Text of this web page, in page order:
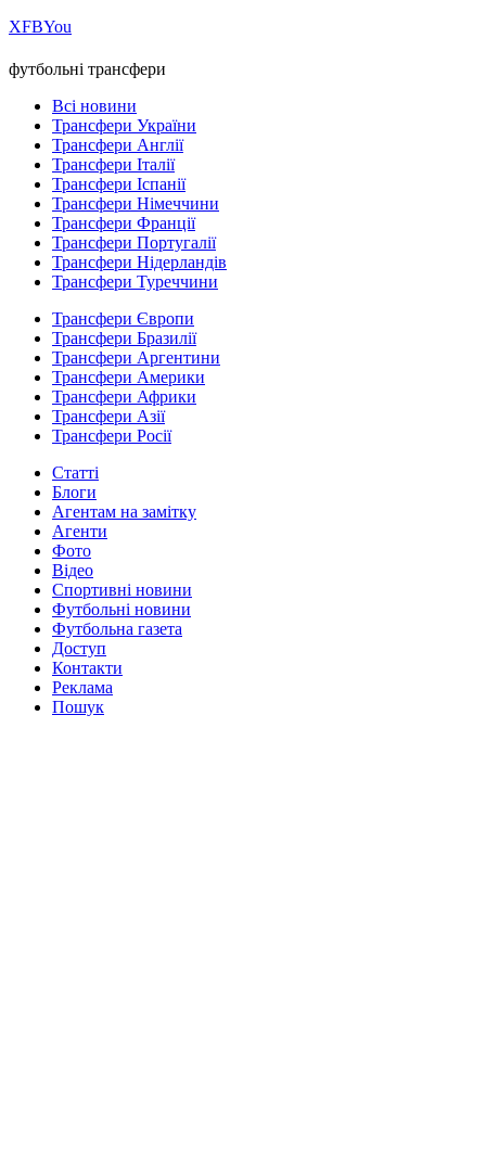
ХFBYou
футбольні трансфери
Всі новини
Трансфери України
Трансфери Англії
Трансфери Італії
Трансфери Іспанії
Трансфери Німеччини
Трансфери Франції
Трансфери Португалії
Трансфери Нідерландів
Трансфери Туреччини
Трансфери Європи
Трансфери Бразилії
Трансфери Аргентини
Трансфери Америки
Трансфери Африки
Трансфери Азії
Трансфери Росії
Статті
Блоги
Агентам на замітку
Агенти
Фото
Відео
Спортивні новини
Футбольні новини
Футбольна газета
Доступ
Контакти
Реклама
Пошук